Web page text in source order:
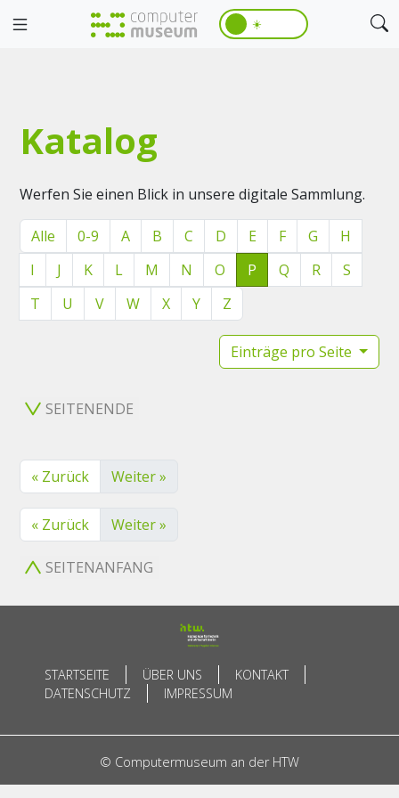
☀️
Katalog
Werfen Sie einen Blick in unsere digitale Sammlung.
Alle 0-9 A B C D E F G
H
I
J K L M N O P Q R
S
T
U V W X Y Z
Einträge pro Seite
SEITENENDE
« Zurück Weiter »
« Zurück Weiter »
SEITENANFANG
STARTSEITE ÜBER UNS
KONTAKT
DATENSCHUTZ
IMPRESSUM
© Computermuseum an der HTW